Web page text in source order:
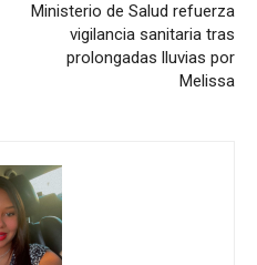
Ministerio de Salud refuerza
vigilancia sanitaria tras
prolongadas lluvias por
Melissa